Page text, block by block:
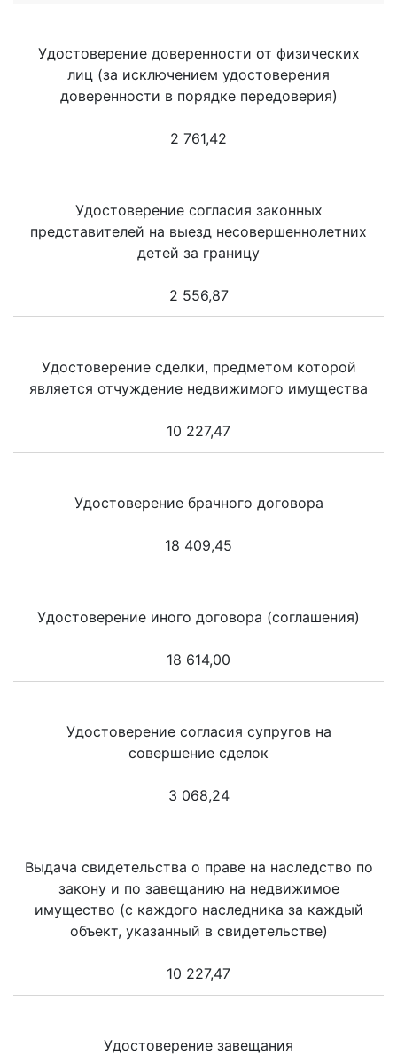
Удостоверение доверенности от физических
лиц (за исключением удостоверения
доверенности в порядке передоверия)
2 761,42
Удостоверение согласия законных
представителей на выезд несовершеннолетних
детей за границу
2 556,87
Удостоверение сделки, предметом которой
является отчуждение недвижимого имущества
10 227,47
Удостоверение брачного договора
18 409,45
Удостоверение иного договора (соглашения)
18 614,00
Удостоверение согласия супругов на
совершение сделок
3 068,24
Выдача свидетельства о праве на наследство по
закону и по завещанию на недвижимое
имущество (с каждого наследника за каждый
объект, указанный в свидетельстве)
10 227,47
Удостоверение завещания